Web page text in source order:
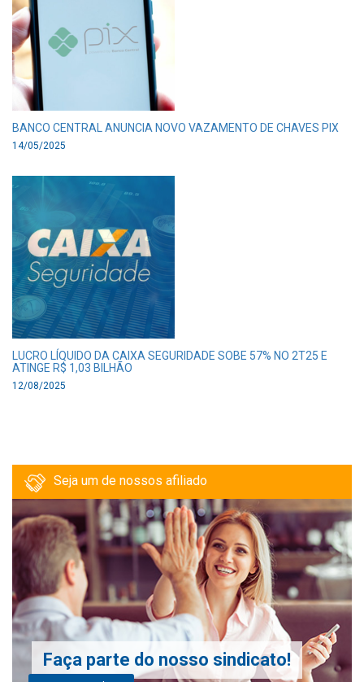
BANCO CENTRAL ANUNCIA NOVO VAZAMENTO DE CHAVES PIX
14/05/2025
LUCRO LÍQUIDO DA CAIXA SEGURIDADE SOBE 57% NO 2T25 E
ATINGE R$ 1,03 BILHÃO
12/08/2025
Seja um de nossos afiliado
Faça parte do nosso sindicato!